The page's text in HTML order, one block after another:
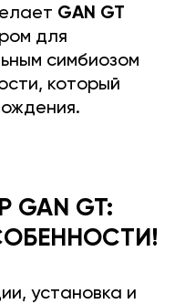
GAN GT
для
симбиозом
который
GT:
установка и